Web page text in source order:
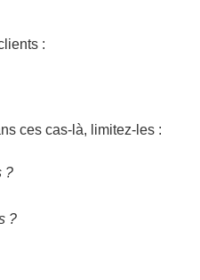
:
ces cas-là, limitez-les :
?
?